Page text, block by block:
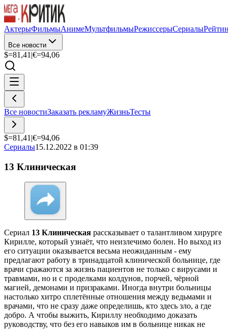
АктерыФильмыАнимеМультфильмыРежиссерыСериалы
Все новости
$=81,41 |€=94,06
Все новостиЗаказать рекламуЖизньТесты
$=81,41 |€=94,06
Сериалы15.12.2022 в 01:39
13 Клиническая
Сериал 13 Клиническая рассказывает о талантливом хирурге
Кирилле, который узнаёт, что неизлечимо болен. Но выход из
его ситуации оказывается весьма неожиданным - ему
предлагают работу в тринадцатой клинической больнице, где
врачи сражаются за жизнь пациентов не только с вирусами и
травмами, но и с проделками колдунов, порчей, чёрной
магией, демонами и призраками. Иногда внутри больницы
настолько хитро сплетённые отношения между ведьмами и
врачами, что не сразу даже определишь, кто здесь зло, а где
добро. А чтобы выжить, Кириллу необходимо доказать
руководству, что без его навыков им в больнице никак не